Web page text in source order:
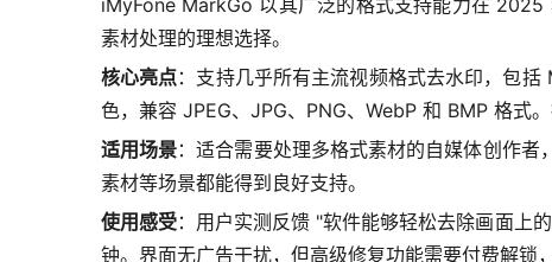
iMyFone MarkGo 以其广泛的格式支持能力在
素材处理的理想选择。
核心亮点：支持几乎所有主流视频格式去水印，包
色，兼容 JPEG、JPG、PNG、WebP 和 BMP 格式
适用场景：适合需要处理多格式素材的自媒体创作
素材等场景都能得到良好支持。
使用感受：用户实测反馈 "软件能够轻松去除画面上
钟。界面无广告干扰，但高级修复功能需要付费解锁